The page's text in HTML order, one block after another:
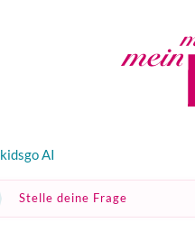
kidsgo AI
Stelle deine Frage